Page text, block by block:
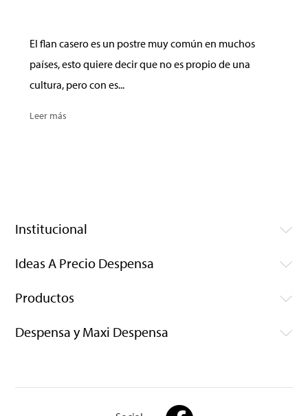
El flan casero es un postre muy común en muchos
países, esto quiere decir que no es propio de una
cultura, pero con es...
Leer más
Institucional
Ideas A Precio Despensa
Productos
Despensa y Maxi Despensa